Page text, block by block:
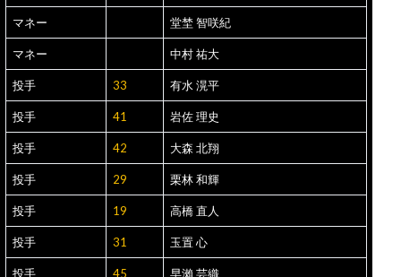
マネー 堂埜 智咲紀
マネー 中村 祐大
投手 33 有水 滉平
投手 41 岩佐 理史
投手 42 大森 北翔
投手 29 栗林 和輝
投手 19 高橋 直人
投手 31 玉置 心
投手 45 早瀨 芸織